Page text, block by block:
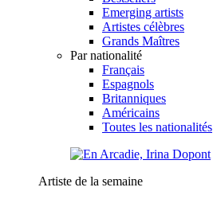
Emerging artists
Artistes célèbres
Grands Maîtres
Par nationalité
Français
Espagnols
Britanniques
Américains
Toutes les nationalités
Artiste de la semaine